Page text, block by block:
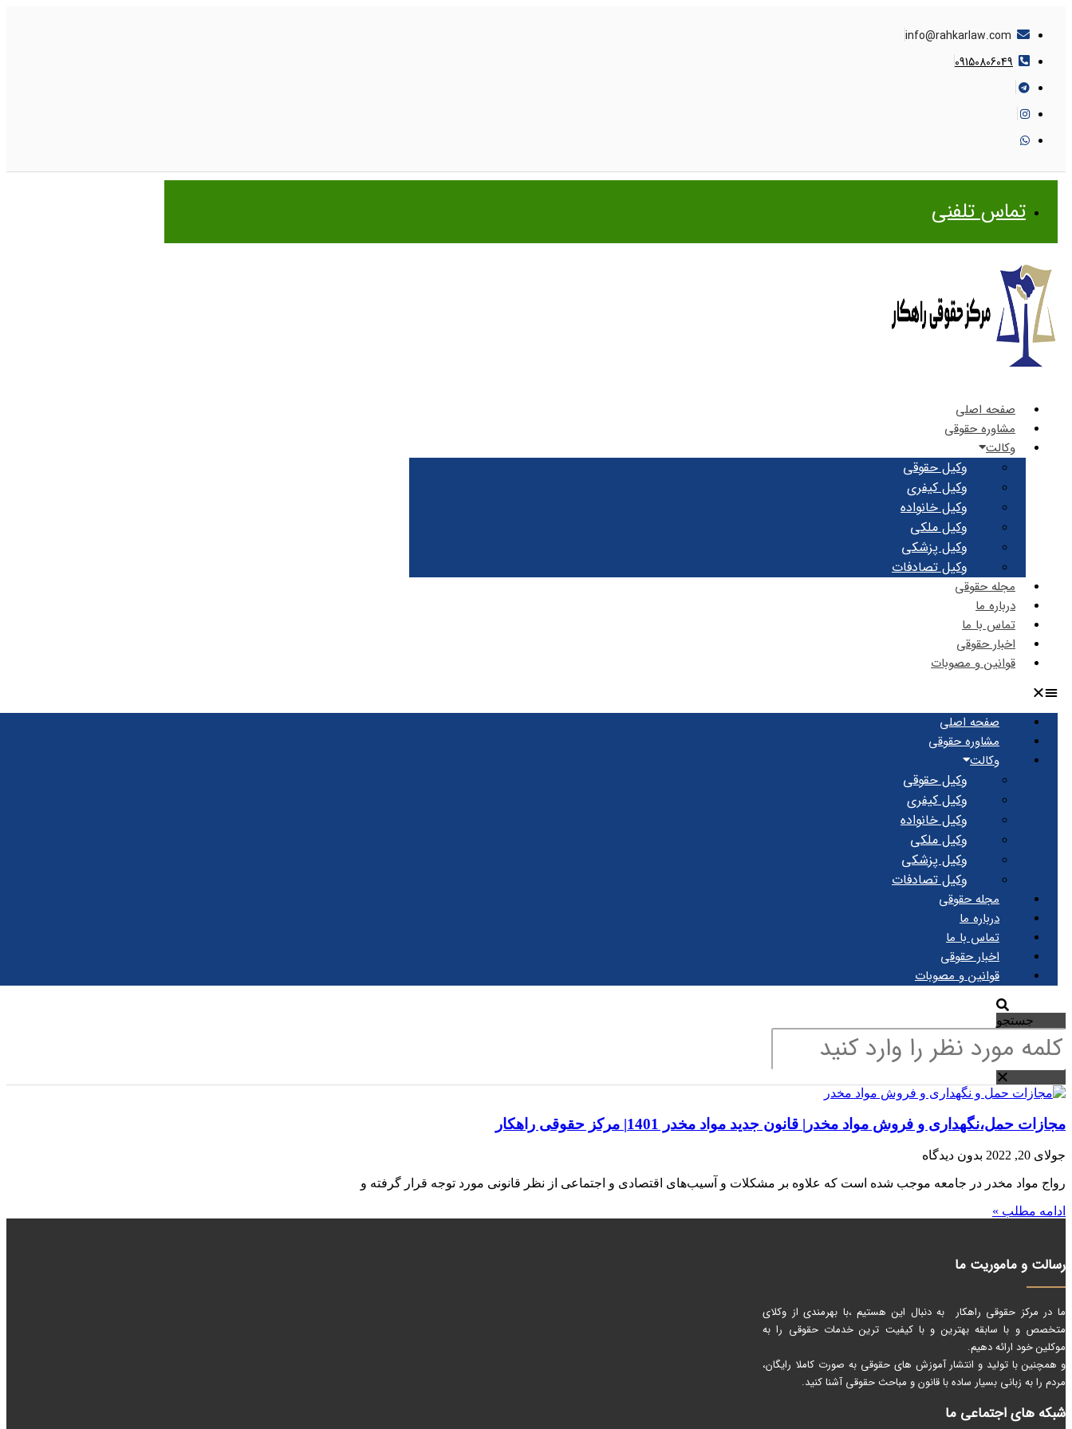
info@rahkarlaw.com
09150806049
تماس تلفنی
صفحه اصلی
مشاوره حقوقی
وکالت
وکیل حقوقی
وکیل کیفری
وکیل خانواده
وکیل ملکی
وکیل پزشکی
وکیل تصادفات
مجله حقوقی
درباره ما
تماس با ما
اخبار حقوقی
قوانین و مصوبات
صفحه اصلی
مشاوره حقوقی
وکالت
وکیل حقوقی
وکیل کیفری
وکیل خانواده
وکیل ملکی
وکیل پزشکی
وکیل تصادفات
مجله حقوقی
درباره ما
تماس با ما
اخبار حقوقی
قوانین و مصوبات
جستجو
مجازات حمل،نگهداری و فروش مواد مخدر| قانون جدید مواد مخدر 1401| مرکز حقوقی راهکار
جولای 20, 2022 بدون دیدگاه
رواج مواد مخدر در جامعه موجب شده است که علاوه بر مشکلات و آسیب‌های اقتصادی و اجتماعی از نظر قانونی مورد توجه قرار گرفته و
ادامه مطلب »
رسالت و ماموریت ما
ما در مرکز حقوقی راهکار به دنبال این هستیم ،با بهرمندی از وکلای
متخصص و با سابقه بهترین و با کیفیت ترین خدمات حقوقی را به
موکلین خود ارائه دهیم.
و همچنین با تولید و انتشار آموزش های حقوقی به صورت کاملا رایگان،
مردم را به زبانی بسیار ساده با قانون و مباحث حقوقی آشنا کنید.
شبکه های اجتماعی ما